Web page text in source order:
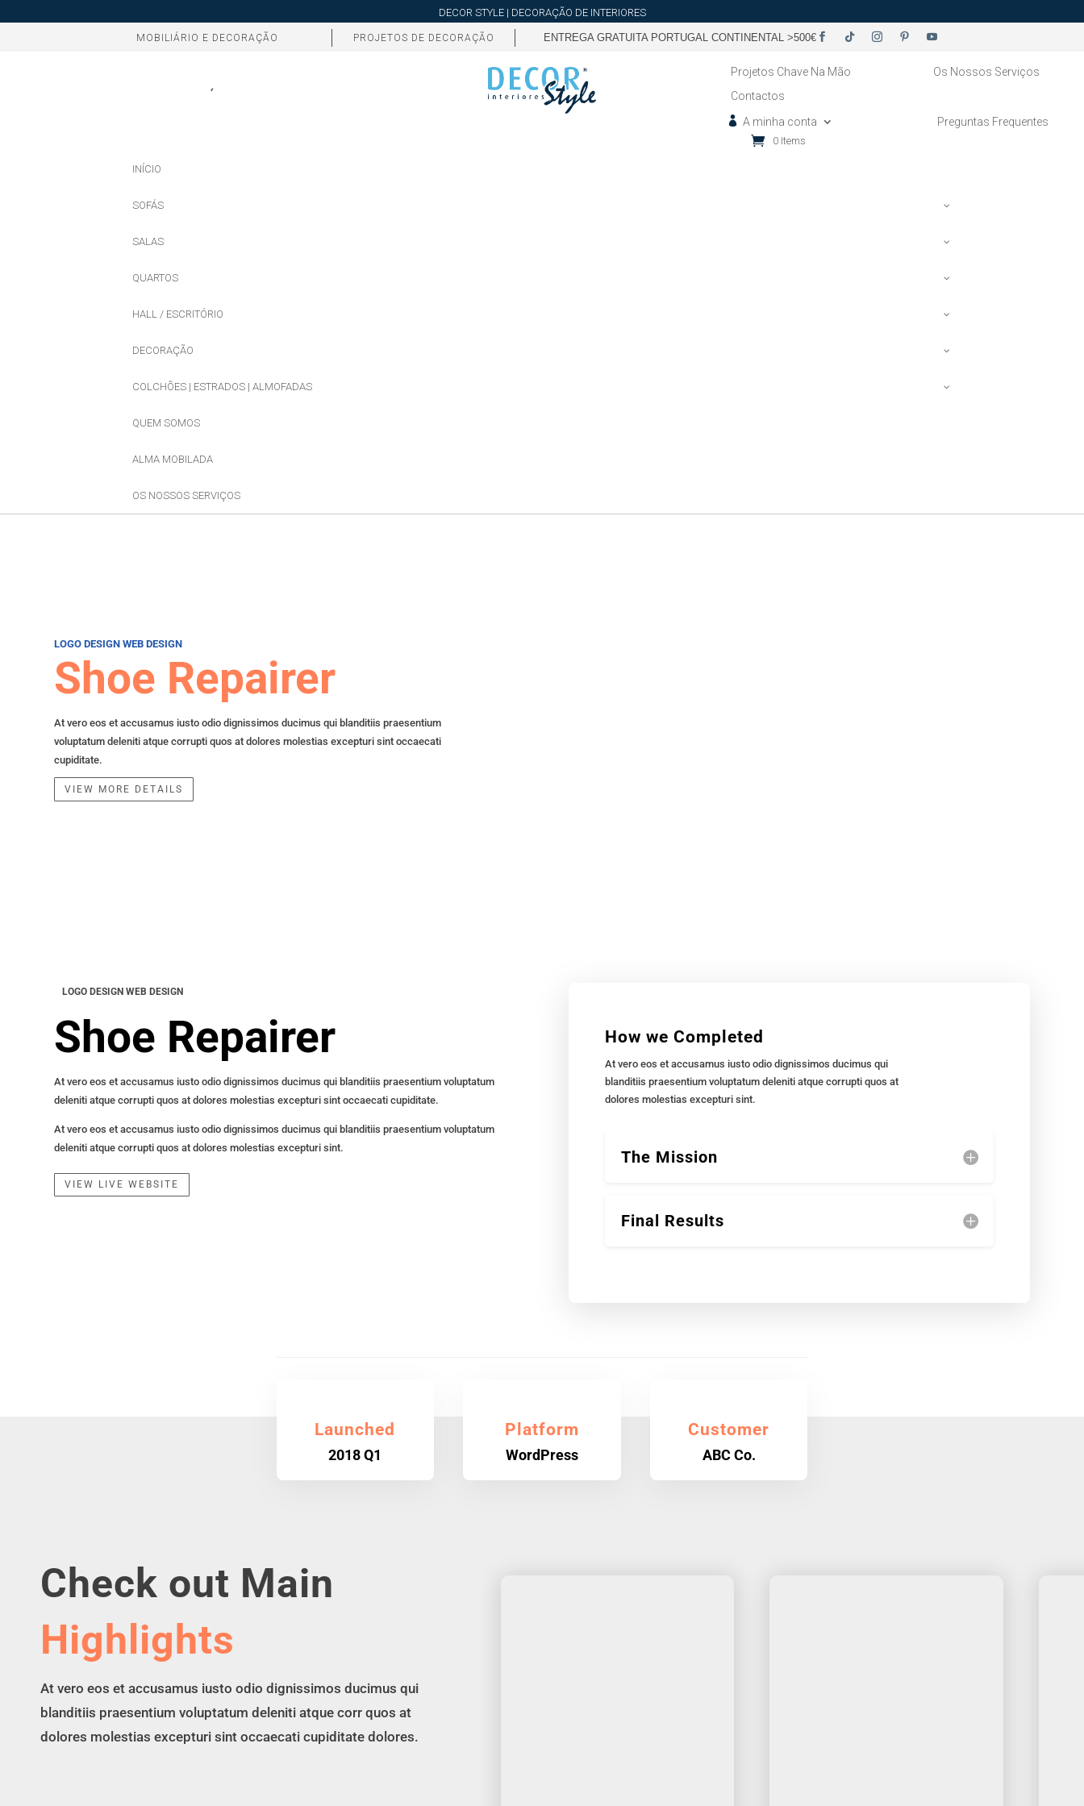
DECOR STYLE | DECORAÇÃO DE INTERIORES
MOBILIÁRIO E DECORAÇÃO PROJETOS DE DECORAÇÃO ENTREGA GRATUITA PORTUGAL CONTINENTAL >500€
Projetos Chave Na Mão
Os Nossos Serviços
Contactos
A minha conta
Preguntas Frequentes
0 Items
INÍCIO
SOFÁS
SALAS
QUARTOS
HALL / ESCRITÓRIO
DECORAÇÃO
COLCHÕES | ESTRADOS | ALMOFADAS
QUEM SOMOS
ALMA MOBILADA
OS NOSSOS SERVIÇOS
LOGO DESIGN WEB DESIGN
Shoe Repairer
At vero eos et accusamus iusto odio dignissimos ducimus qui blanditiis praesentium
voluptatum deleniti atque corrupti quos at dolores molestias excepturi sint occaecati
cupiditate.
VIEW MORE DETAILS
LOGO DESIGN WEB DESIGN
Shoe Repairer
At vero eos et accusamus iusto odio dignissimos ducimus qui blanditiis praesentium voluptatum
deleniti atque corrupti quos at dolores molestias excepturi sint occaecati cupiditate.
At vero eos et accusamus iusto odio dignissimos ducimus qui blanditiis praesentium voluptatum
deleniti atque corrupti quos at dolores molestias excepturi sint.
VIEW LIVE WEBSITE
How we Completed
At vero eos et accusamus iusto odio dignissimos ducimus qui
blanditiis praesentium voluptatum deleniti atque corrupti quos at
dolores molestias excepturi sint.
The Mission
Final Results
Launched
2018 Q1
Platform
WordPress
Customer
ABC Co.
Check out Main
Highlights
At vero eos et accusamus iusto odio dignissimos ducimus qui
blanditiis praesentium voluptatum deleniti atque corr quos at
dolores molestias excepturi sint occaecati cupiditate dolores.